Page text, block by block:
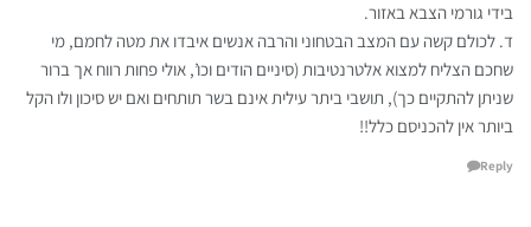
בידי גורמי הצבא באזור.
ד. לכולם קשה עם המצב הבטחוני והרבה אנשים איבדו את מטה לחמם, מי
שחכם הצליח למצוא אלטרנטיבות (סיניים הודים וכו’, אולי פחות רווח אך ברור
שניתן להתקיים כך), תושבי ביתר עילית אינם בשר תותחים ואם יש סיכון ולו הקל
ביותר אין להכניסם כלל!!
Reply